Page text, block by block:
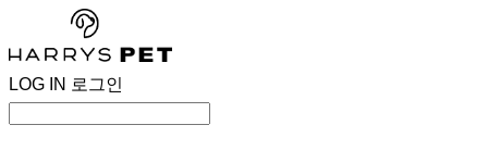
LOG IN 로그인